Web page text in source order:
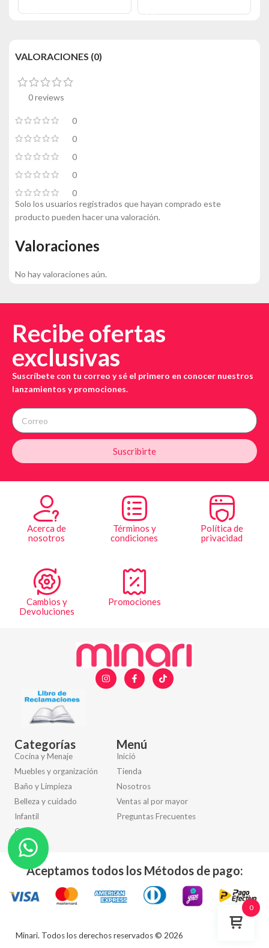
VALORACIONES (0)
0 reviews
0
0
0
0
0
Valoraciones
No hay valoraciones aún.
Solo los usuarios registrados que hayan comprado este
producto pueden hacer una valoración.
Recibe ofertas
exclusivas
Suscríbete con tu correo y sé el primero en conocer nuestros
lanzamientos y promociones.
Suscribirte
Acerca de
nosotros
Términos y
condiciones
Política de
privacidad
Cambios y
Devoluciones
Promociones
Categorías
Cocina y Menaje
Muebles y organización
Baño y Limpieza
Belleza y cuidado
Infantil
Otros
Menú
Inició
Tienda
Nosotros
Ventas al por mayor
Preguntas Frecuentes
Aceptamos todos los Métodos de pago:
Minari. Todos los derechos reservados © 2026
0